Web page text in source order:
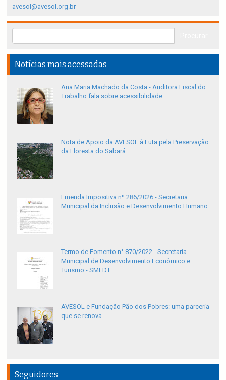
avesol@avesol.org.br
Notícias mais acessadas
Ana Maria Machado da Costa - Auditora Fiscal do
Trabalho fala sobre acessibilidade
Nota de Apoio da AVESOL à Luta pela Preservação
da Floresta do Sabará
Emenda Impositiva nº 286/2026 - Secretaria
Municipal da Inclusão e Desenvolvimento Humano.
Termo de Fomento n° 870/2022 - Secretaria
Municipal de Desenvolvimento Econômico e
Turismo - SMEDT.
AVESOL e Fundação Pão dos Pobres: uma parceria
que se renova
Seguidores